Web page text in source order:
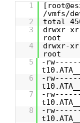
1
/vmfs/
2
total
3
root
4
root
5
-
6
-
7
-
8
-